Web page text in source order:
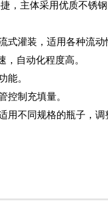
，主体采用优质不锈
式灌装，适用各种流
，自动化程度高。
能。
控制充填量。
用不同规格的瓶子，调